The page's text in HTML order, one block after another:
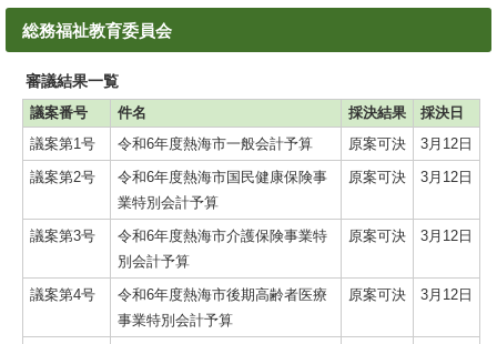
総務福祉教育委員会
審議結果一覧
議案番号
件名 採決結果
採決日
議案第1号
令和6年度熱海市一般会計予算 原案可決
3月12日
議案第2号
令和6年度熱海市国民健康保険事
業特別会計予算
原案可決 3月12日
議案第3号
令和6年度熱海市介護保険事業特
別会計予算
原案可決 3月12日
議案第4号
令和6年度熱海市後期高齢者医療
事業特別会計予算
原案可決 3月12日